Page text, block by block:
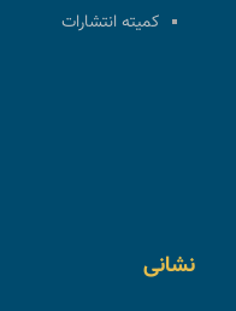
کمیته انتشارات
نشانی